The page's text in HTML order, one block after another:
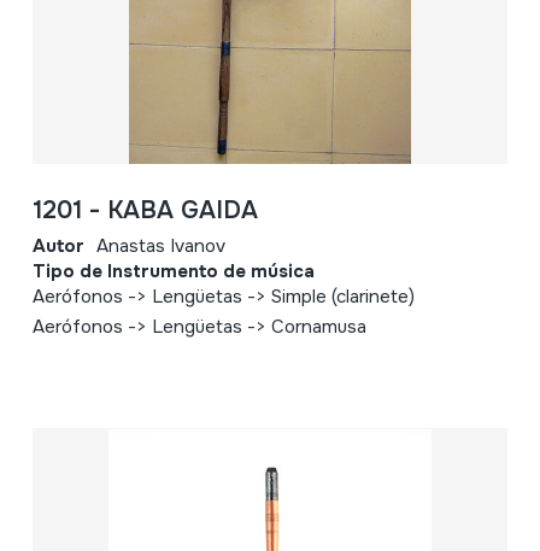
1201 - KABA GAIDA
Autor Anastas Ivanov
Tipo de Instrumento de música
Aerófonos -> Lengüetas -> Simple (clarinete)
Aerófonos -> Lengüetas -> Cornamusa